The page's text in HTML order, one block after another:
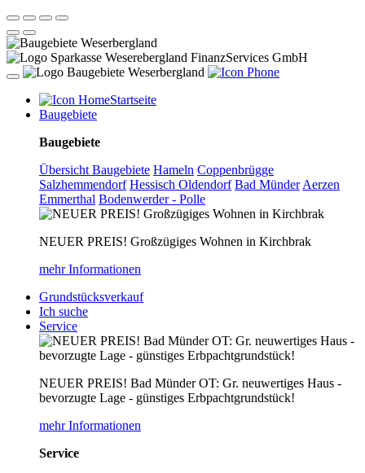
Startseite
Baugebiete
Baugebiete
Übersicht Baugebiete Hameln Coppenbrügge
Salzhemmendorf Hessisch Oldendorf Bad Münder Aerzen
Emmerthal Bodenwerder - Polle
NEUER PREIS! Großzügiges Wohnen in Kirchbrak
mehr Informationen
Grundstücksverkauf
Ich suche
Service
NEUER PREIS! Bad Münder OT: Gr. neuwertiges Haus -
bevorzugte Lage - günstiges Erbpachtgrundstück!
mehr Informationen
Service